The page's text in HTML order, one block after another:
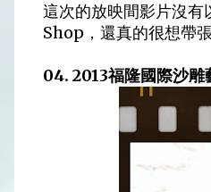
這次的放映間影片沒
Shop，還真的很想帶
04. 2013福隆國際沙雕